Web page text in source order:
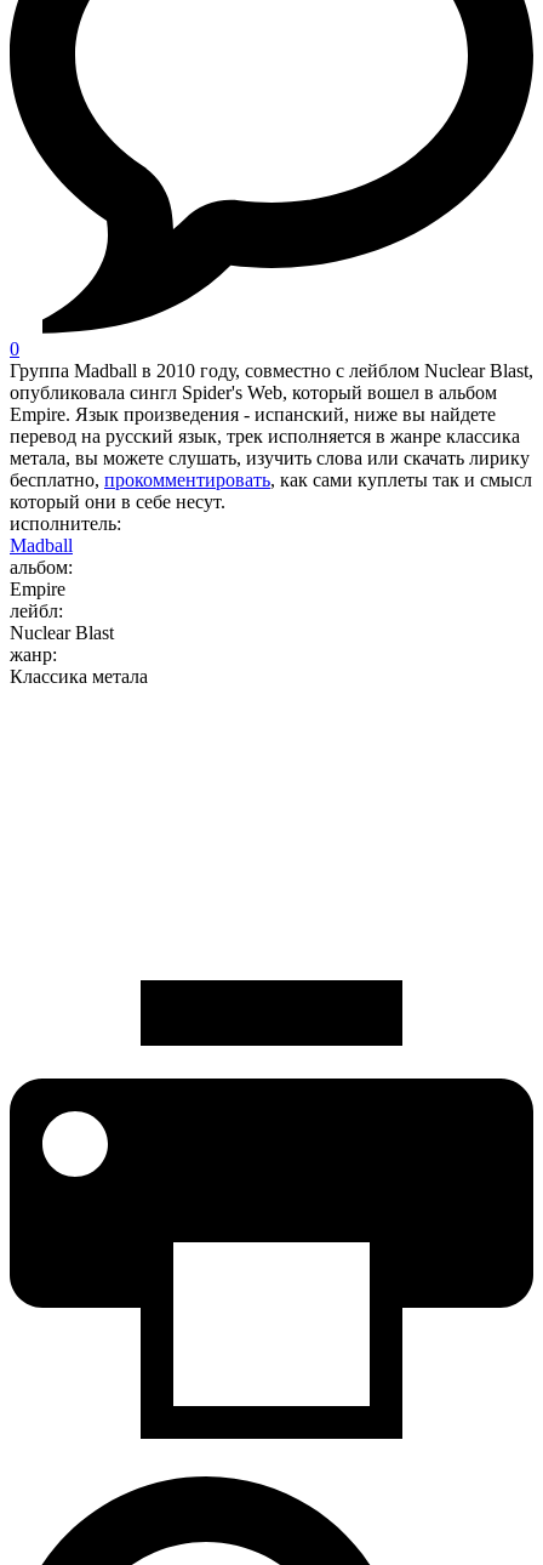
0
Группа Madball в 2010 году, совместно с лейблом Nuclear Blast,
опубликовала сингл Spider's Web, который вошел в альбом
Empire. Язык произведения - испанский, ниже вы найдете
перевод на русский язык, трек исполняется в жанре классика
метала, вы можете слушать, изучить слова или скачать лирику
бесплатно, прокомментировать, как сами куплеты так и смысл
который они в себе несут.
исполнитель:
Madball
альбом:
Empire
лейбл:
Nuclear Blast
жанр:
Классика метала